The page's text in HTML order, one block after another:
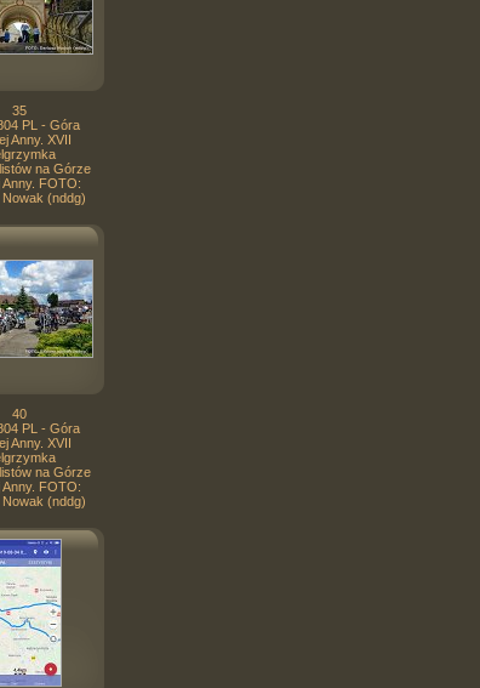
35
PL - Góra
Anny. XVII
na Górze
Anny. FOTO:
(nddg)
40
PL - Góra
Anny. XVII
na Górze
Anny. FOTO:
(nddg)